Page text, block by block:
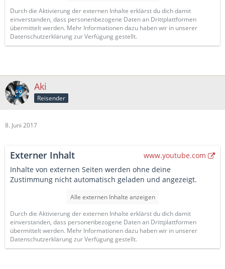
Durch die Aktivierung der externen Inhalte erklärst du dich damit
einverstanden, dass personenbezogene Daten an Drittplattformen
übermittelt werden. Mehr Informationen dazu haben wir in unserer
Datenschutzerklärung zur Verfügung gestellt.
Aki
Reisender
8. Juni 2017
Externer Inhalt
www.youtube.com
Inhalte von externen Seiten werden ohne deine
Zustimmung nicht automatisch geladen und angezeigt.
Alle externen Inhalte anzeigen
Durch die Aktivierung der externen Inhalte erklärst du dich damit
einverstanden, dass personenbezogene Daten an Drittplattformen
übermittelt werden. Mehr Informationen dazu haben wir in unserer
Datenschutzerklärung zur Verfügung gestellt.